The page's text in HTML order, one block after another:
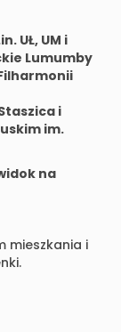
UŁ, UM i
Lumumby
i
im.
na
mieszkania i